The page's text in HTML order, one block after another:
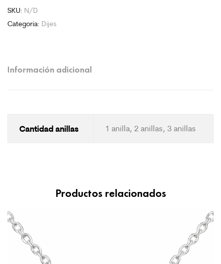
SKU: N/D
Categoría: Dijes
Información adicional
Cantidad anillas 1 anilla, 2 anillas, 3 anillas
Productos relacionados